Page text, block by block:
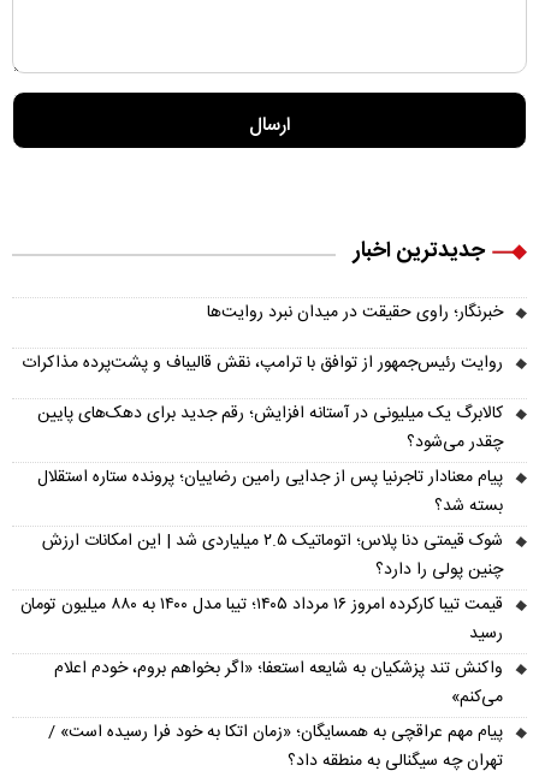
جدیدترین اخبار
خبرنگار؛ راوی حقیقت در میدان نبرد روایت‌ها
روایت رئیس‌جمهور از توافق با ترامپ، نقش قالیباف و پشت‌پرده مذاکرات
کالابرگ یک میلیونی در آستانه افزایش؛ رقم جدید برای دهک‌های پایین
چقدر می‌شود؟
پیام معنادار تاجرنیا پس از جدایی رامین رضاییان؛ پرونده ستاره استقلال
بسته شد؟
شوک قیمتی دنا پلاس؛ اتوماتیک ۲.۵ میلیاردی شد | این امکانات ارزش
چنین پولی را دارد؟
قیمت تیبا کارکرده امروز ۱۶ مرداد ۱۴۰۵؛ تیبا مدل ۱۴۰۰ به ۸۸۰ میلیون تومان
رسید
واکنش تند پزشکیان به شایعه استعفا؛ «اگر بخواهم بروم، خودم اعلام
می‌کنم»
پیام مهم عراقچی به همسایگان؛ «زمان اتکا به خود فرا رسیده است» /
تهران چه سیگنالی به منطقه داد؟